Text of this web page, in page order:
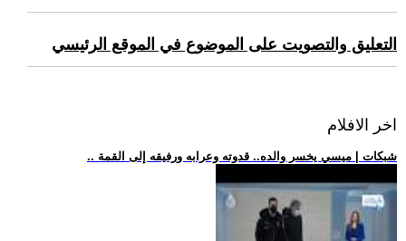
التعليق والتصويت على الموضوع في الموقع الرئيسي
اخر الافلام
.. شبكات | ميسي يخسر والده.. قدوته وعرابه ورفيقه إلى القمة